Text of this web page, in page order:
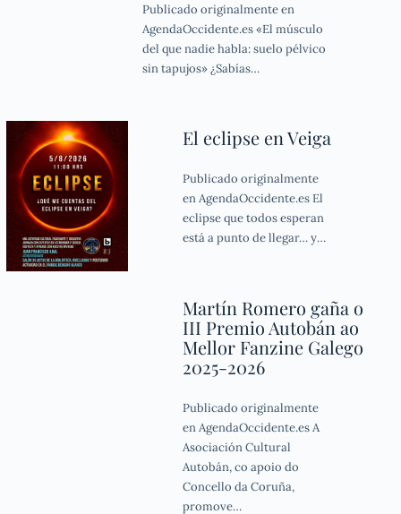
Publicado originalmente en
AgendaOccidente.es «El músculo
del que nadie habla: suelo pélvico
sin tapujos» ¿Sabías…
El eclipse en Veiga
Publicado originalmente
en AgendaOccidente.es El
eclipse que todos esperan
está a punto de llegar… y…
Martín Romero gaña o
III Premio Autobán ao
Mellor Fanzine Galego
2025-2026
Publicado originalmente
en AgendaOccidente.es A
Asociación Cultural
Autobán, co apoio do
Concello da Coruña,
promove…